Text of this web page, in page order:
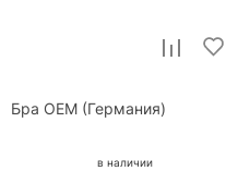
Бра OEM (Германия)
в наличии